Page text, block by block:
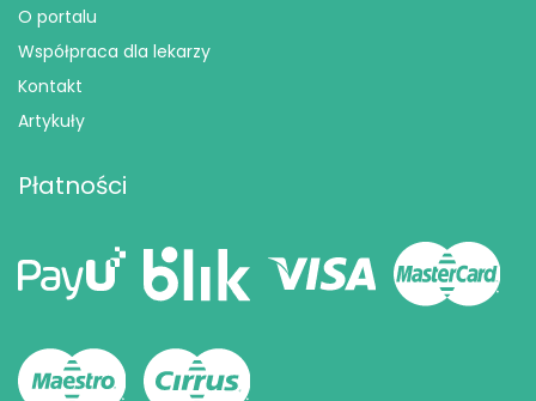
O portalu
Współpraca dla lekarzy
Kontakt
Artykuły
Płatności